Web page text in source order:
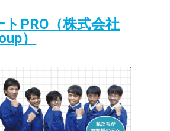
PRO（株式会社
）